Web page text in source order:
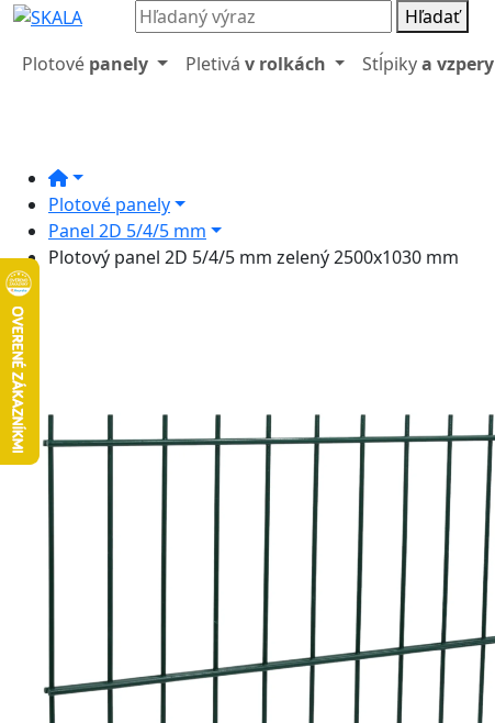
Hľadať
Plotové panely Pletivá v rolkách Stĺpikya vzpery
Plotové panely
Panel 2D 5/4/5 mm
Plotový panel 2D 5/4/5 mm zelený 2500x1030 mm